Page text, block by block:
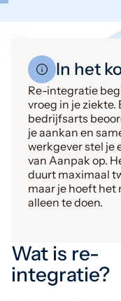
In het
Re-integratie
vroeg in je ziekte.
bedrijfsarts
je aankan en
werkgever stel je
van Aanpak op.
duurt maximaal
maar je hoeft het
alleen te doen.
Wat is re-
integratie?